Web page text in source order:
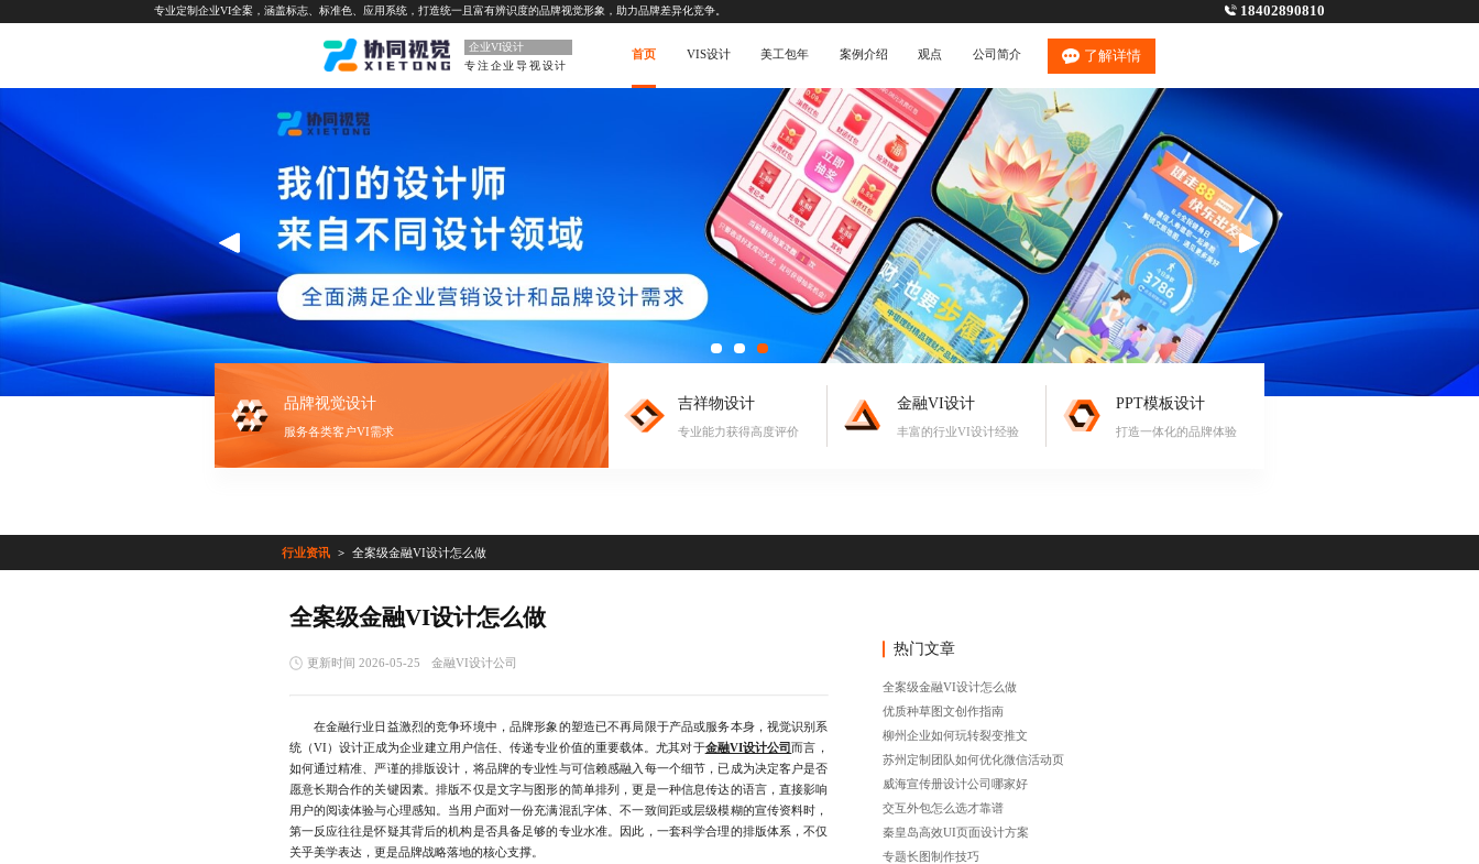
专业定制企业VI全案，涵盖标志、标准色、应用系统，打造统一且富有辨识度的品牌视觉形象，助力品牌差异化竞争。 18402890810
企业VI设计
专注企业导视设计
首页 VIS设计 美工包年 案例介绍 观点 公司简介 了解详情
品牌视觉设计
服务各类客户VI需求
吉祥物设计
专业能力获得高度评价
金融VI设计
丰富的行业VI设计经验
PPT模板设计
打造一体化的品牌体验
行业资讯 全案级金融VI设计怎么做
全案级金融VI设计怎么做
更新时间 2026-05-25 金融VI设计公司
在金融行业日益激烈的竞争环境中，品牌形象的塑造已不再局限于产品或服务本身，视觉识别系
统（VI）设计正成为企业建立用户信任、传递专业价值的重要载体。尤其对于金融VI设计公司而言，
如何通过精准、严谨的排版设计，将品牌的专业性与可信赖感融入每一个细节，已成为决定客户是否
愿意长期合作的关键因素。排版不仅是文字与图形的简单排列，更是一种信息传达的语言，直接影响
用户的阅读体验与心理感知。当用户面对一份充满混乱字体、不一致间距或层级模糊的宣传资料时，
第一反应往往是怀疑其背后的机构是否具备足够的专业水准。因此，一套科学合理的排版体系，不仅
关乎美学表达，更是品牌战略落地的核心支撑。
热门文章
全案级金融VI设计怎么做
优质种草图文创作指南
柳州企业如何玩转裂变推文
苏州定制团队如何优化微信活动页
威海宣传册设计公司哪家好
交互外包怎么选才靠谱
秦皇岛高效UI页面设计方案
专题长图制作技巧